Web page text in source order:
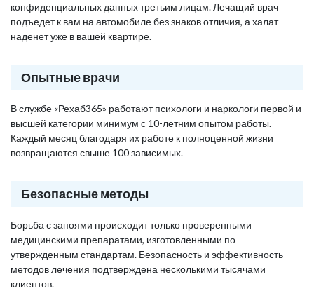
конфиденциальных данных третьим лицам. Лечащий врач
подъедет к вам на автомобиле без знаков отличия, а халат
наденет уже в вашей квартире.
Опытные врачи
В службе «Рехаб365» работают психологи и наркологи первой и
высшей категории минимум с 10-летним опытом работы.
Каждый месяц благодаря их работе к полноценной жизни
возвращаются свыше 100 зависимых.
Безопасные методы
Борьба с запоями происходит только проверенными
медицинскими препаратами, изготовленными по
утвержденным стандартам. Безопасность и эффективность
методов лечения подтверждена несколькими тысячами
клиентов.